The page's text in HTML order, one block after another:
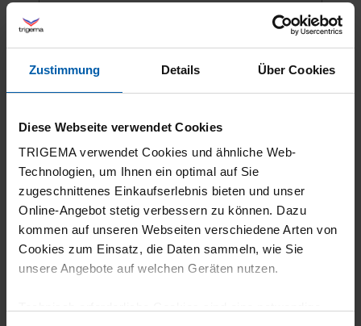
Zustimmung Details Über Cookies
Diese Webseite verwendet Cookies
TRIGEMA verwendet Cookies und ähnliche Web-
Technologien, um Ihnen ein optimal auf Sie
zugeschnittenes Einkaufserlebnis bieten und unser
Online-Angebot stetig verbessern zu können. Dazu
kommen auf unseren Webseiten verschiedene Arten von
Cookies zum Einsatz, die Daten sammeln, wie Sie
unsere Angebote auf welchen Geräten nutzen.
Angefragte Menge *
Mehrzeiliger Text